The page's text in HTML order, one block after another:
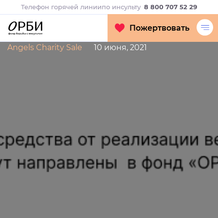
Телефон горячей линиипо инсульту 8 800 707 52 29
Пожертвовать
Angels Charity Sale 10 июня, 2021